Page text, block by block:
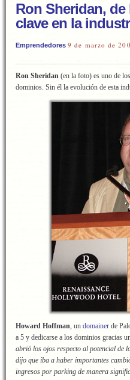
Ron Sheridan,
clave en la
Emprendedores 9 de marzo de
Ron Sheridan (en la foto) es uno de
dominios. Sin él la evolución de esta
Howard Hoffman, un domainer de
a 5 y dedicarse a los dominios gracias
abrió los ojos respecto al potencial de
dijo que iba a haber importantes
ingresos por parking de manera